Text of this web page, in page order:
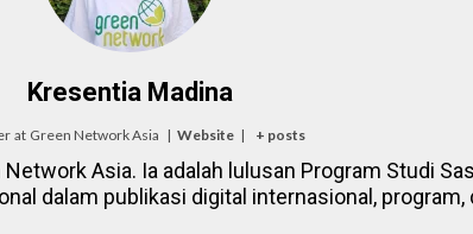
Kresentia Madina
at Green Network Asia | Website | + posts
Asia. Ia adalah lulusan Program Studi
dalam publikasi digital internasional, program,